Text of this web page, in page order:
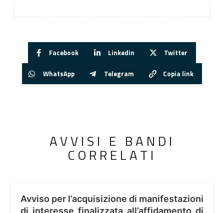
Facebook Linkedin Twitter
WhatsApp Telegram Copia link
AVVISI E BANDI
CORRELATI
Avviso per l’acquisizione di manifestazioni
di interesse finalizzata all’affidamento di